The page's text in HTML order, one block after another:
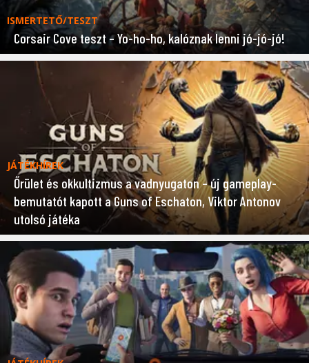
ISMERTETŐ/TESZT
Corsair Cove teszt – Yo-ho-ho, kalóznak lenni jó-jó-jó!
JÁTÉKHÍREK
Őrület és okkultizmus a vadnyugaton – új gameplay-
bemutatót kapott a Guns of Eschaton, Viktor Antonov
utolsó játéka